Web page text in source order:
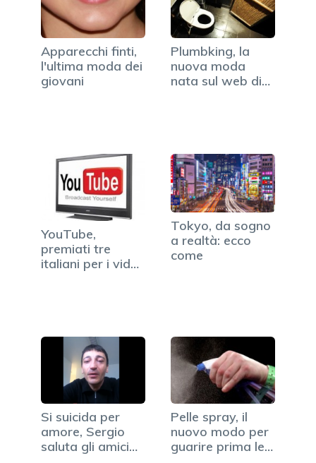
Apparecchi finti,
l'ultima moda dei
giovani
Plumbking, la
nuova moda
nata sul web di
YouTube,
premiati tre
italiani per i video
Tokyo, da sogno
a realtà: ecco
come
Si suicida per
amore, Sergio
saluta gli amici
Pelle spray, il
nuovo modo per
guarire prima le